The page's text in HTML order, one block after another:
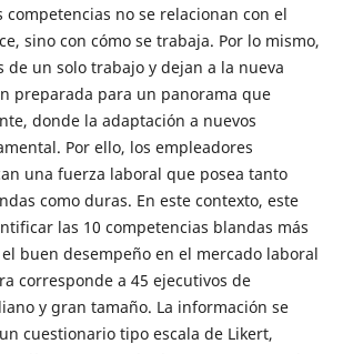
competencias no se relacionan con el
sino con cómo se trabaja. Por lo mismo,
de un solo trabajo y dejan a la nueva
preparada para un panorama que
donde la adaptación a nuevos
Por ello, los empleadores
una fuerza laboral que posea tanto
como duras. En este contexto, este
las 10 competencias blandas más
buen desempeño en el mercado laboral
corresponde a 45 ejecutivos de
y gran tamaño. La información se
cuestionario tipo escala de Likert,